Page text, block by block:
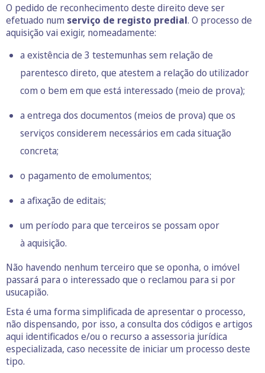
O pedido de reconhecimento deste direito deve ser
efetuado num serviço de registo predial. O processo de
aquisição vai exigir, nomeadamente:
a existência de 3 testemunhas sem relação de
parentesco direto, que atestem a relação do utilizador
com o bem em que está interessado (meio de prova);
a entrega dos documentos (meios de prova) que os
serviços considerem necessários em cada situação
concreta;
o pagamento de emolumentos;
a afixação de editais;
um período para que terceiros se possam opor
à aquisição.
Não havendo nenhum terceiro que se oponha, o imóvel
passará para o interessado que o reclamou para si por
usucapião.
Esta é uma forma simplificada de apresentar o processo,
não dispensando, por isso, a consulta dos códigos e artigos
aqui identificados e/ou o recurso a assessoria jurídica
especializada, caso necessite de iniciar um processo deste
tipo.